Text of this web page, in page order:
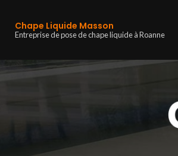
contenu
Chape Liquide Masson
Entreprise de pose de chape liquide à Roanne